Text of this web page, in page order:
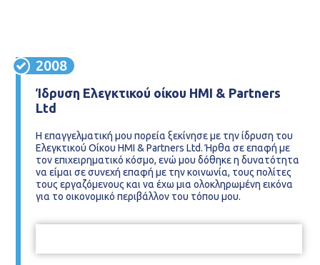
2008
Ίδρυση Ελεγκτικού οίκου ΗΜΙ & Partners
Ltd
Η επαγγελματική μου πορεία ξεκίνησε με την ίδρυση του
Ελεγκτικού Οίκου ΗΜΙ & Partners Ltd. Ήρθα σε επαφή με
τον επιχειρηματικό κόσμο, ενώ μου δόθηκε η δυνατότητα
να είμαι σε συνεχή επαφή με την κοινωνία, τους πολίτες
τους εργαζόμενους και να έχω μια ολοκληρωμένη εικόνα
για το οικονομικό περιβάλλον του τόπου μου.